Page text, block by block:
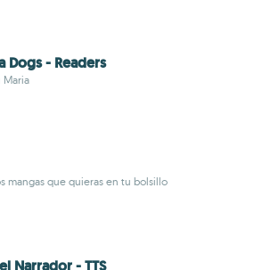
Dogs - Readers
Maria
mangas que quieras en tu bolsillo
Narrador - TTS